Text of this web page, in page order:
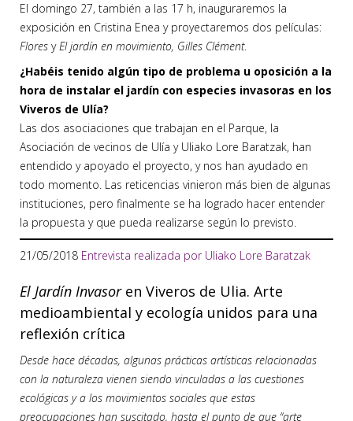
El domingo 27, también a las 17 h, inauguraremos la
exposición en Cristina Enea y proyectaremos dos películas:
Flores yEl jardín en movimiento, Gilles Clément.
¿Habéis tenido algún tipo de problema u oposición a la
hora de instalar el jardín con especies invasoras en los
Viveros de Ulía?
Las dos asociaciones que trabajan en el Parque, la
Asociación de vecinos de Ulía y Uliako Lore Baratzak, han
entendido y apoyado el proyecto, y nos han ayudado en
todo momento. Las reticencias vinieron más bien de algunas
instituciones, pero finalmente se ha logrado hacer entender
la propuesta y que pueda realizarse según lo previsto.
21/05/2018 Entrevista realizada por Uliako Lore Baratzak
El Jardín Invasoren Viveros de Ulia. Arte
medioambiental y ecología unidos para una
reflexión crítica
Desde hace décadas, algunas prácticas artísticas relacionadas
con la naturaleza vienen siendo vinculadas a las cuestiones
ecológicas y a los movimientos sociales que estas
preocupaciones han suscitado, hasta el punto de que “arte